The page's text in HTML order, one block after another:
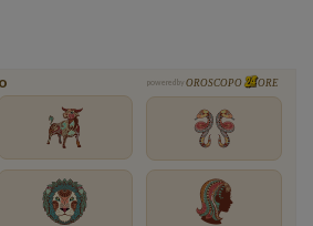
powered by OROSCOPO ORE